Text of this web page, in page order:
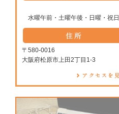
水曜午前・土曜午後・日曜・祝日
〒580-0016
大阪府松原市上田2丁目1-3